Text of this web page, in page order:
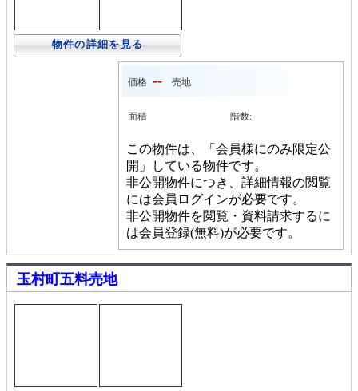
物件の詳細を見る
価格 -- 売地
面積 階数:
この物件は、「会員様にのみ限定公
開」している物件です。
非公開物件につき、詳細情報の閲覧
には会員ログインが必要です。
非公開物件を閲覧・資料請求するに
は会員登録(無料)が必要です。
玉村町五料売地